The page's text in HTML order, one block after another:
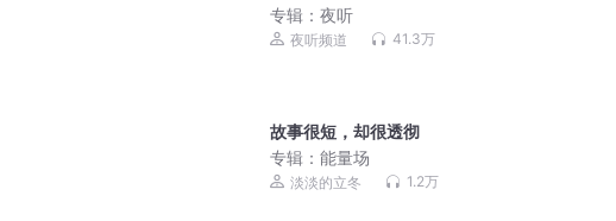
专辑： 夜听
夜听频道 41.3万
故事很短，却很透彻
专辑： 能量场
淡淡的立冬 1.2万